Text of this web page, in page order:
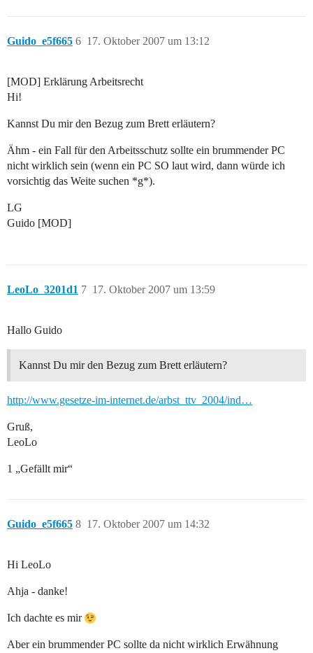
Guido_e5f665 17. Oktober 2007 um 13:12
6
[MOD] Erklärung Arbeitsrecht
Hi!
Kannst Du mir den Bezug zum Brett erläutern?
Ähm - ein Fall für den Arbeitsschutz sollte ein brummender PC
nicht wirklich sein (wenn ein PC SO laut wird, dann würde ich
vorsichtig das Weite suchen *g*).
LG
Guido [MOD]
LeoLo_3201d1 17. Oktober 2007 um 13:59
7
Hallo Guido
Kannst Du mir den Bezug zum Brett erläutern?
http://www.gesetze-im-internet.de/arbst_ttv_2004/ind…
Gruß,
LeoLo
1 „Gefällt mir“
Guido_e5f665 17. Oktober 2007 um 14:32
8
Hi LeoLo
Ahja - danke!
Ich dachte es mir
Aber ein brummender PC sollte da nicht wirklich Erwähnung